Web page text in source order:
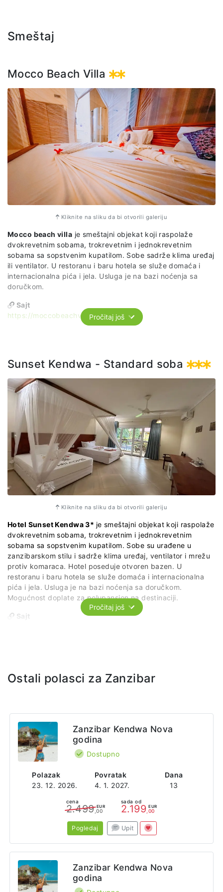
džipovima , usluge vodiča na engleskom jeziku, ulaznice u
je prijaviti se na Mikumi safari, radi ograničenog broja
mjesta u avionu.
Smeštaj
Mocco Beach Villa
Kliknite na sliku da bi otvorili galeriju
Mocco beach villa je smeštajni objekat koji raspolaže
dvokrevetnim sobama, trokrevetnim i jednokrevetnim
sobama sa sopstvenim kupatilom. Sobe sadrže klima uređaj
ili ventilator. U restoranu i baru hotela se služe domaća i
internacionalna pića i jela. Usluga je na bazi noćenja sa
doručkom.
Sajt
https://moccobeachvilla.co.tz
Pročitaj još
Sunset Kendwa - Standard soba
Kliknite na sliku da bi otvorili galeriju
Hotel Sunset Kendwa 3* je smeštajni objekat koji raspolaže
dvokrevetnim sobama, trokrevetnim i jednokrevetnim
sobama sa sopstvenim kupatilom. Sobe su urađene u
zanzibarskom stilu i sadrže klima uređaj, ventilator i mrežu
protiv komaraca. Hotel poseduje otvoren bazen. U
restoranu i baru hotela se služe domaća i internacionalna
pića i jela. Usluga je na bazi noćenja sa doručkom.
Mogućnost doplate za polupansion na destinaciji.
Sajt
Pročitaj još
Ostali polasci za Zanzibar
Polazak
23. 12. 2026.
Povratak
4. 1. 2027.
Dana
13
Zanzibar Kendwa Nova
godina
Dostupno
cena
2.499 EUR
,00
sada od
2.199 EUR
,00
Pogledaj Upit
Zanzibar Kendwa Nova
godina